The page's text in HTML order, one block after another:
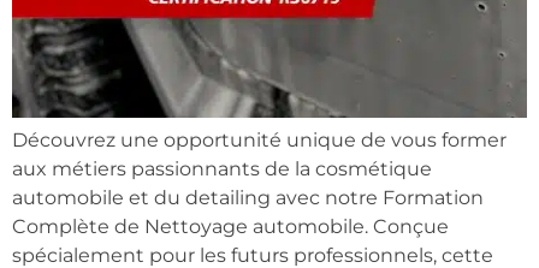
Découvrez une opportunité unique de vous former
aux métiers passionnants de la cosmétique
automobile et du detailing avec notre Formation
Complète de Nettoyage automobile. Conçue
spécialement pour les futurs professionnels, cette